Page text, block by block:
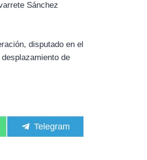
Sánchez
disputado en el
de
C
o
Telegram